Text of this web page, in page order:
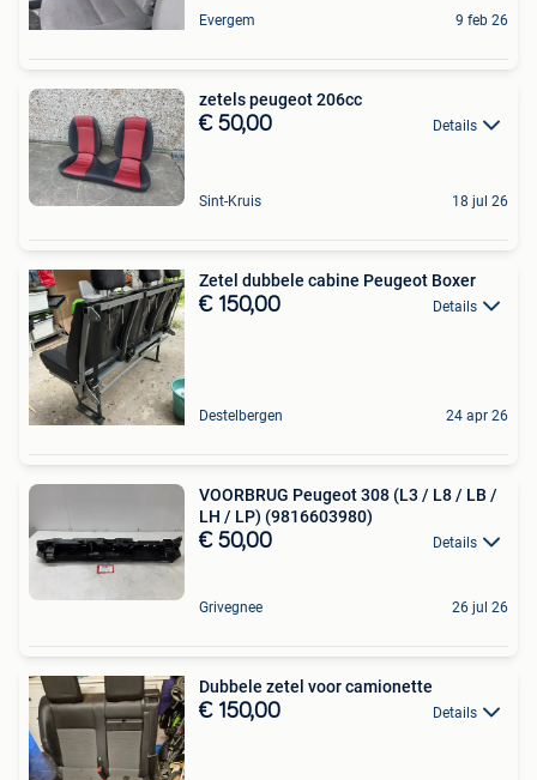
Evergem 9 feb 26
zetels peugeot 206cc
€ 50,00 Details
Sint-Kruis 18 jul 26
Zetel dubbele cabine Peugeot Boxer
€ 150,00 Details
Destelbergen 24 apr 26
VOORBRUG Peugeot 308 (L3 / L8 / LB /
LH / LP) (9816603980)
€ 50,00 Details
Grivegnee 26 jul 26
Dubbele zetel voor camionette
€ 150,00 Details